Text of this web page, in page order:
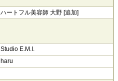
ハートフル美容師 大野 [追加]
Studio E.M.I.
haru